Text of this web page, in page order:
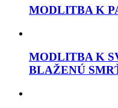
MODLITBA K
MODLITBA K
BLAŽENÚ